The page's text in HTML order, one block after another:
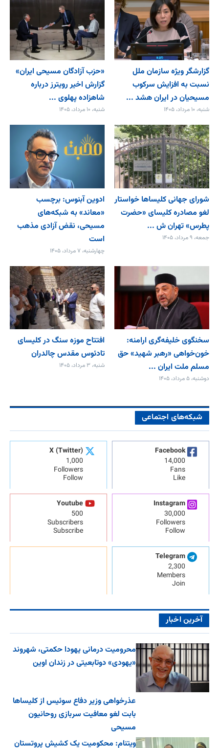
گزارشگر ویژه سازمان ملل
نسبت به افزایش سرکوب
مسیحیان در ایران هشد ...
شنبه، ۱۰ مرداد، ۱۴۰۵
«حزب آزادگان مسیحی ایران»
گزارش اخیر رویترز درباره
شاهزاده پهلوی ...
شنبه، ۱۰ مرداد، ۱۴۰۵
شورای جهانی کلیساها خواستار
لغو مصادره کلیسای «حضرت
پطرس» تهران ش ...
جمعه، ۹ مرداد، ۱۴۰۵
ادوین آبنوس: برچسب
«معاند» به شبکه‌های
مسیحی، نقض آزادی مذهب
است
چهارشنبه، ۷ مرداد، ۱۴۰۵
سخنگوی خلیفه‌گری ارامنه:
خون‌خواهی «رهبر شهید» حق
مسلم ملت ایران ...
دوشنبه، ۵ مرداد، ۱۴۰۵
افتتاح موزه سنگ در کلیسای
تادئوس مقدس چالدران
شنبه، ۳ مرداد، ۱۴۰۵
شبکه‌های اجتماعی
Facebook
14,000
Fans
Like
X (Twitter)
1,000
Followers
Follow
Instagram
30,000
Followers
Follow
Youtube
500
Subscribers
Subscribe
Telegram
2,300
Members
Join
آخرین اخبار
محرومیت درمانی یهودا حکمتی، شهروند
«یهودی» دوتابعیتی در زندان اوین
عذرخواهی وزیر دفاع سوئیس از کلیساها
بابت لغو معافیت سربازی روحانیون
مسیحی
ویتنام: محکومیت یک کشیش پروتستان